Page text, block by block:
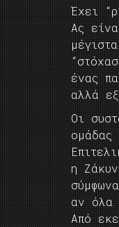
Έχει
Ας
ένας
αλλά
Οι
η
αν όλα
Από